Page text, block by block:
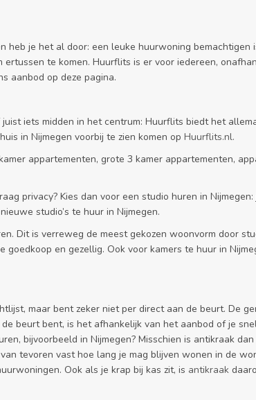
heb je het al door: een leuke huurwoning bemachtigen
te komen. Huurflits is er voor iedereen,
aanbod op deze pagina.
iets midden in het centrum: Huurflits biedt het
in Nijmegen voorbij te zien komen op Huurflits.nl.
appartementen, grote 3 kamer appartementen,
privacy? Kies dan voor een studio huren in
studio’s te huur in Nijmegen.
Dit is verreweg de meest gekozen woonvorm door
en gezellig. Ook voor kamers te huur in
maar bent zeker niet per direct aan de beurt. De
beurt bent, is het afhankelijk van het aanbod of je
bijvoorbeeld in Nijmegen? Misschien is antikraak
tevoren vast hoe lang je mag blijven wonen in de
Ook als je krap bij kas zit, is antikraak